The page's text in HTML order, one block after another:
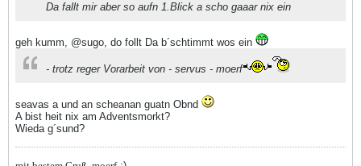
Da fallt mir aber so aufn 1.Blick a scho gaaar nix ein
geh kumm, @sugo, do follt Da b´schtimmt wos ein
- trotz reger Vorarbeit von - servus - moerf
seavas a und an scheanan guatn Obnd
A bist heit nix am Adventsmorkt?
Wieda g´sund?